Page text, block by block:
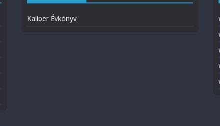
Kaliber Évkönyv